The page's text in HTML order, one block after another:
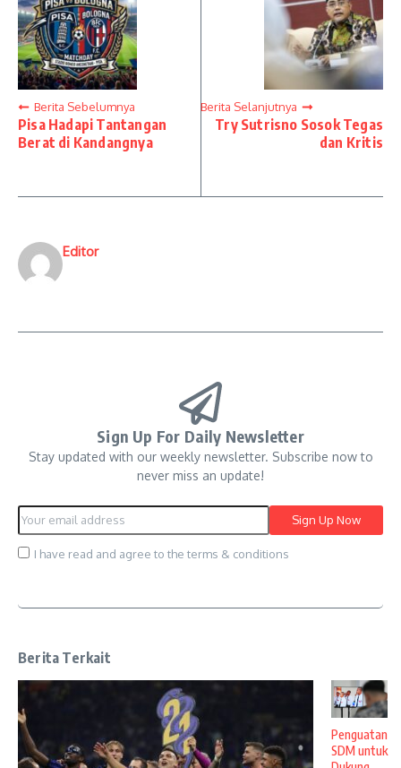
Berita Sebelumnya
Pisa Hadapi Tantangan
Berat di Kandangnya
Berita Selanjutnya
Try Sutrisno Sosok Tegas
dan Kritis
Editor
Sign Up For Daily Newsletter
Stay updated with our weekly newsletter. Subscribe now to
never miss an update!
I have read and agree to the terms & conditions
Berita Terkait
Penguatan
SDM untuk